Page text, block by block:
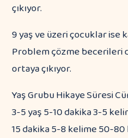
çıkıyor.
9 yaş ve üzeri çocuklar ise
Problem çözme becerileri
ortaya çıkıyor.
Yaş Grubu Hikaye Süresi
3-5 yaş 5-10 dakika 3-5
15 dakika 5-8 kelime 50-